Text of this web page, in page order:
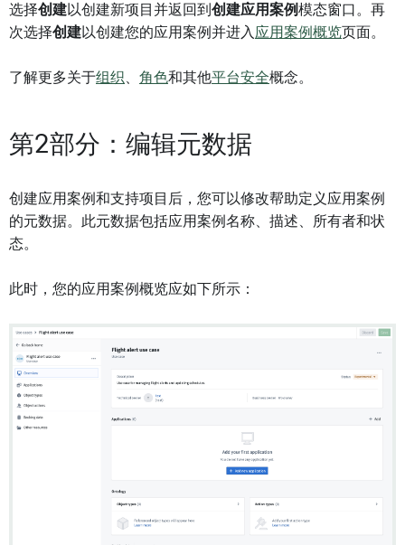
选择创建以创建新项目并返回到 创建应用案例模态窗口。再
次选择创建以创建您的应用案例并进入 应用案例概览页面。
了解更多关于组织 角色和其他平台安全概念。
第2部分：编辑元数据
创建应用案例和支持项目后，您可以修改帮助定义应用案例
的元数据。此元数据包括应用案例名称、描述、所有者和状
态。
此时，您的应用案例概览应如下所示：